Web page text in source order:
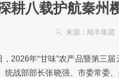
耕八载护航秦州
来源：顺丰集团
，2026年“甘味”农产品暨第三
统战部部长张晓强、市委常委